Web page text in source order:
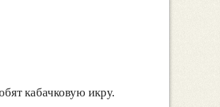
кабачковую икру.